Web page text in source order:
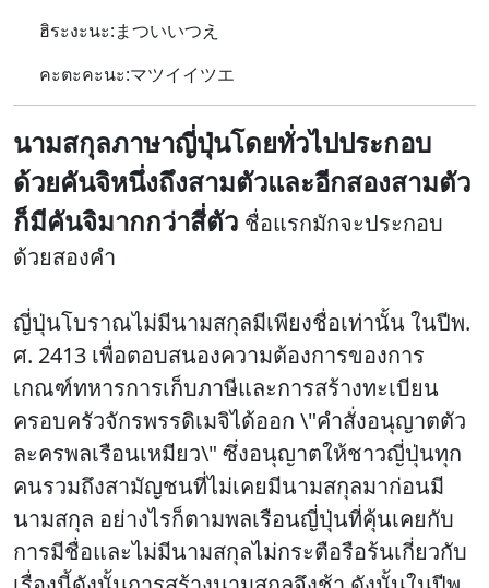
ฮิระงะนะ:まついいつえ
คะตะคะนะ:マツイイツエ
นามสกุลภาษาญี่ปุ่นโดยทั่วไปประกอบ
ด้วยคันจิหนึ่งถึงสามตัวและอีกสองสามตัว
ก็มีคันจิมากกว่าสี่ตัว ชื่อแรกมักจะประกอบ
ด้วยสองคํา
ญี่ปุ่นโบราณไม่มีนามสกุลมีเพียงชื่อเท่านั้นในปีพ.
ศ. 2413 เพื่อตอบสนองความต้องการของการ
เกณฑ์ทหารการเก็บภาษีและการสร้างทะเบียน
ครอบครัวจักรพรรดิเมจิได้ออก \"คําสั่งอนุญาตตัว
ละครพลเรือนเหมียว\" ซึ่งอนุญาตให้ชาวญี่ปุ่นทุก
คนรวมถึงสามัญชนที่ไม่เคยมีนามสกุลมาก่อนมี
นามสกุล อย่างไรก็ตามพลเรือนญี่ปุ่นที่คุ้นเคยกับ
การมีชื่อและไม่มีนามสกุลไม่กระตือรือร้นเกี่ยวกับ